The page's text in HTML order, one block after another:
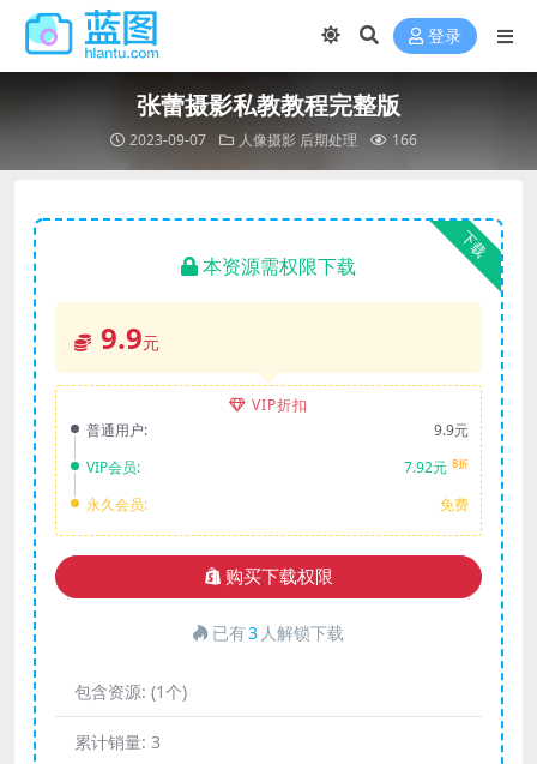
登录
张蕾摄影私教教程完整版
2023-09-07 人像摄影 后期处理 166
下载
本资源需权限下载
9.9元
VIP折扣
普通用户:
9.9元
VIP会员:
7.92元 8折
永久会员: 免费
购买下载权限
已有3 人解锁下载
包含资源: (1个)
累计销量: 3